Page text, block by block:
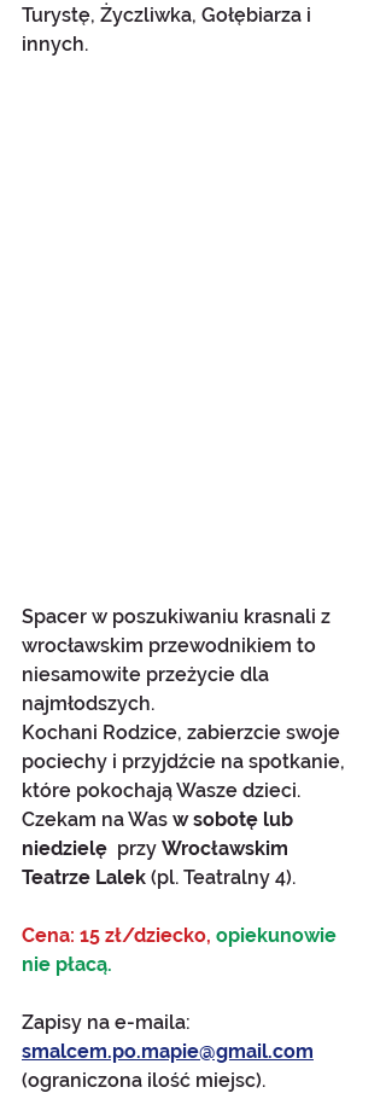
Turystę, Życzliwka, Gołębiarza i
innych.
Spacer w poszukiwaniu krasnali z
wrocławskim przewodnikiem to
niesamowite przeżycie dla
najmłodszych.
Kochani Rodzice, zabierzcie swoje
pociechy i przyjdźcie na spotkanie,
które pokochają Wasze dzieci.
Czekam na Was w sobotę lub
niedzielę
  przy
Wrocławskim
Teatrze Lalek (pl. Teatralny 4).
Cena: 15 zł/dziecko, opiekunowie
nie płacą.
Zapisy na e-maila:
smalcem.po.mapie@gmail.com
(ograniczona ilość miejsc).